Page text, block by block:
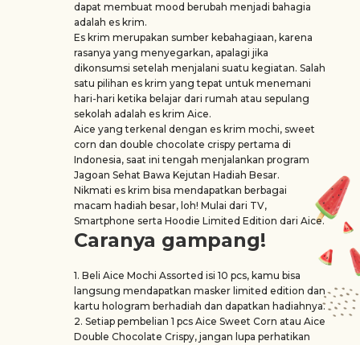
dapat membuat mood berubah menjadi bahagia
adalah es krim.
Es krim merupakan sumber kebahagiaan, karena
rasanya yang menyegarkan, apalagi jika
dikonsumsi setelah menjalani suatu kegiatan. Salah
satu pilihan es krim yang tepat untuk menemani
hari-hari ketika belajar dari rumah atau sepulang
sekolah adalah es krim Aice.
Aice yang terkenal dengan es krim mochi, sweet
corn dan double chocolate crispy pertama di
Indonesia, saat ini tengah menjalankan program
Jagoan Sehat Bawa Kejutan Hadiah Besar.
Nikmati es krim bisa mendapatkan berbagai
macam hadiah besar, loh! Mulai dari TV,
Smartphone serta Hoodie Limited Edition dari Aice.
Caranya gampang!
1. Beli Aice Mochi Assorted isi 10 pcs, kamu bisa
langsung mendapatkan masker limited edition dan
kartu hologram berhadiah dan dapatkan hadiahnya.
2. Setiap pembelian 1 pcs Aice Sweet Corn atau Aice
Double Chocolate Crispy, jangan lupa perhatikan